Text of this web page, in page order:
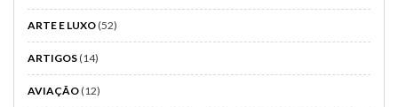
ARTE E LUXO(52)
ARTIGOS(14)
AVIAÇÃO(12)